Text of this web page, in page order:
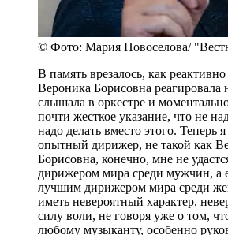
© Фото: Мария Новоселова/
В память врезалось, как
Вероника Борисовна реагировала
слышала в оркестре и
почти жесткое указание, что не
надо делать вместо этого. Теперь
опытный дирижер, не такой как
Борисовна, конечно, мне не
дирижером мира среди мужчин, а
лучшим дирижером мира среди
иметь невероятный характер,
силу воли, не говоря уже о том,
любому музыканту, особенно